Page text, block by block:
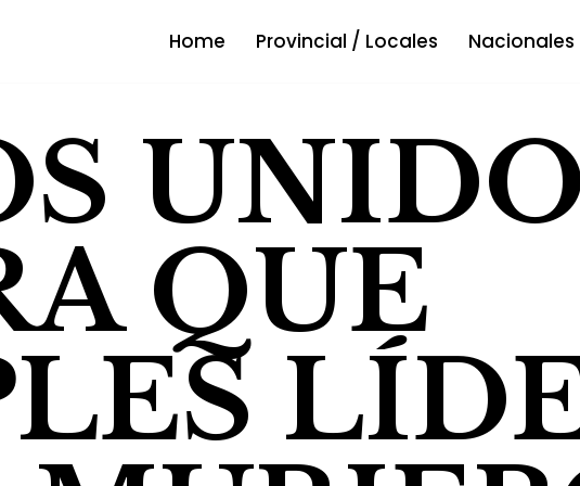
Home Provincial / Locales Nacionales
QUE